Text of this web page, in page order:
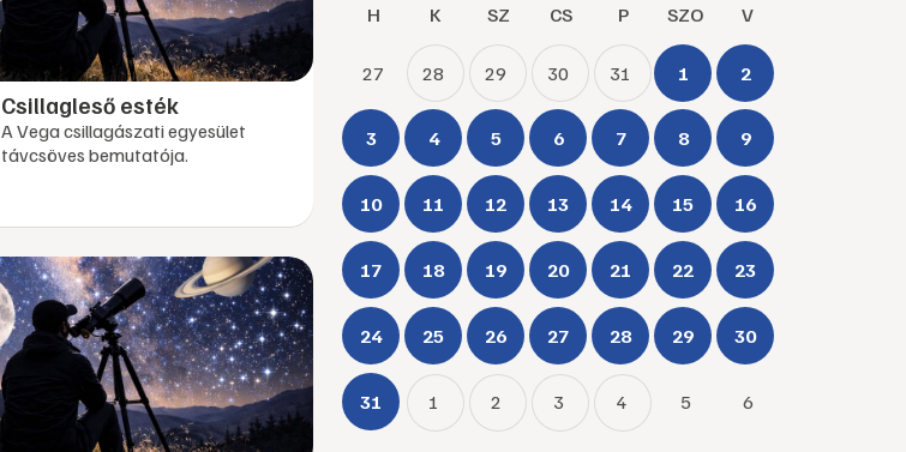
Csillagleső esték
A Vega csillagászati egyesület
távcsöves bemutatója.
H K SZ CS P SZO V
27 28 29 30 31 1 2
3 4 5 6 7 8 9
10 11 12 13 14 15 16
17 18 19 20 21 22 23
24 25 26 27 28 29 30
31 1 2 3 4 5 6